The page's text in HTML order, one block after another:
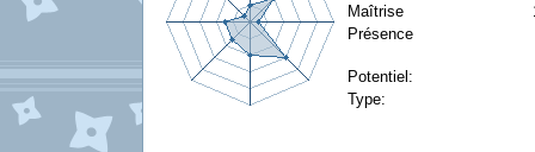
Maîtrise
Présence
Potentiel:
Type: